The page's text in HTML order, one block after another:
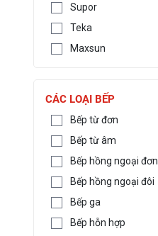
Supor
Teka
Maxsun
CÁC LOẠI BẾP
Bếp từ đơn
Bếp từ âm
Bếp hồng ngoại đơn
Bếp hồng ngoại đôi
Bếp ga
Bếp hỗn hợp